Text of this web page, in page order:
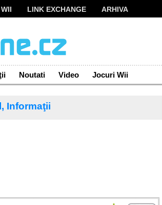
LINK EXCHANGE ARHIVA
Noutati Video Jocuri Wii
Informaţii